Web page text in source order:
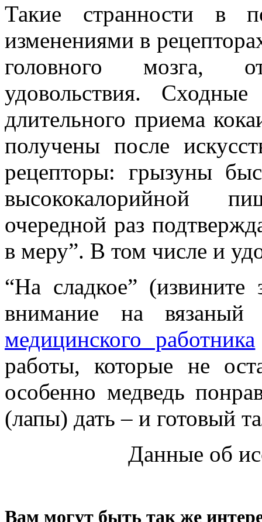
Такие странности в
изменениями в
головного мозга,
удовольствия.
длительного приема
получены после
рецепторы: грызуны
высококалорийной
очередной раз
в меру”. В том числе и
“На сладкое” (извините
внимание на
медицинского работника
работы, которые не
особенно медведь
(лапы) дать – и готовый
Данные об
Вам могут быть так же